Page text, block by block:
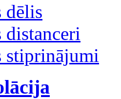
dēlis
distanceri
stiprinājumi